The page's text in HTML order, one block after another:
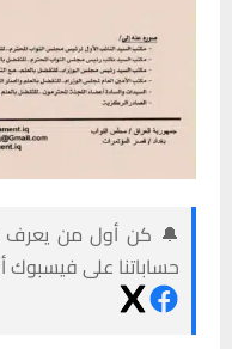
🔔 كن أول من يعرف
حساباتنا على